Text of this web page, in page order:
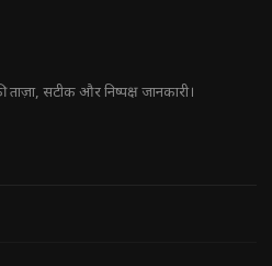
सटीक और निष्पक्ष जानकारी।